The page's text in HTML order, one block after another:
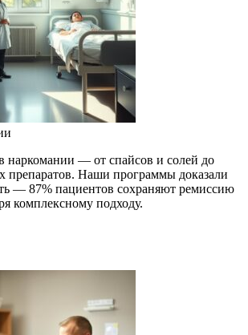
наркомании — от спайсов и солей до
препаратов. Наши программы доказали
— 87% пациентов сохраняют ремиссию
комплексному подходу.